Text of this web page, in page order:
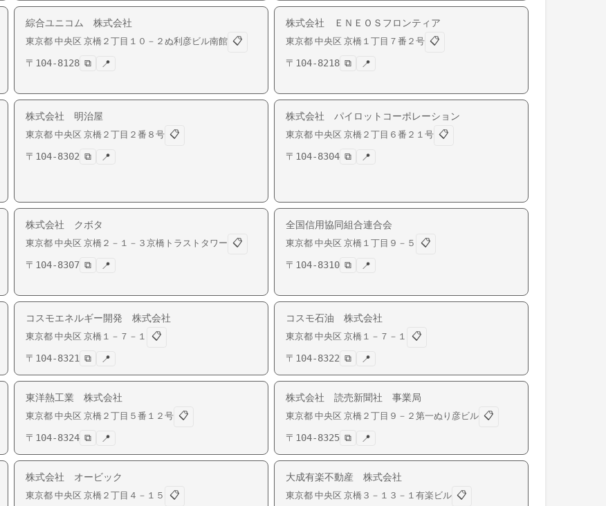
綜合ユニコム 株式会社
東京都 中央区 京橋 ２丁目１０－２ぬ利彦ビル南館 📋
〒 104-8128 ⧉ 📍
株式会社 ＥＮＥＯＳフロンティア
東京都 中央区 京橋 １丁目７番２号 📋
〒 104-8218 ⧉ 📍
株式会社 明治屋
東京都 中央区 京橋 ２丁目２番８号 📋
〒 104-8302 ⧉ 📍
株式会社 パイロットコーポレーション
東京都 中央区 京橋 ２丁目６番２１号 📋
〒 104-8304 ⧉ 📍
株式会社 クボタ
東京都 中央区 京橋 ２－１－３京橋トラストタワー 📋
〒 104-8307 ⧉ 📍
全国信用協同組合連合会
東京都 中央区 京橋 １丁目９－５
📋
〒 104-8310 ⧉ 📍
コスモエネルギー開発 株式会社
東京都 中央区 京橋 １－７－１
📋
〒 104-8321 ⧉ 📍
コスモ石油 株式会社
東京都 中央区 京橋 １－７－１
📋
〒 104-8322 ⧉ 📍
東洋熱工業 株式会社
東京都 中央区 京橋 ２丁目５番１２号 📋
〒 104-8324 ⧉ 📍
株式会社 読売新聞社 事業局
東京都 中央区 京橋 ２丁目９－２第一ぬり彦ビル 📋
〒 104-8325 ⧉ 📍
株式会社 オービック
東京都 中央区 京橋 ２丁目４－１５
📋
大成有楽不動産 株式会社
東京都 中央区 京橋 ３－１３－１有楽ビル 📋